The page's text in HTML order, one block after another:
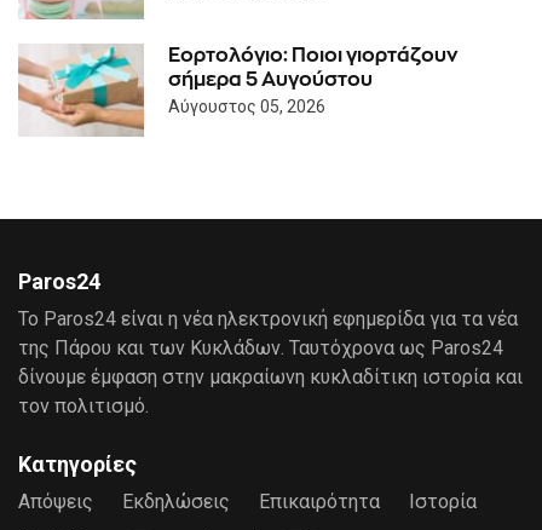
Εορτολόγιο: Ποιοι γιορτάζουν
σήμερα 5 Αυγούστου
Αύγουστος 05, 2026
Paros24
Το Paros24 είναι η νέα ηλεκτρονική εφημερίδα για τα νέα
της Πάρου και των Κυκλάδων. Ταυτόχρονα ως Paros24
δίνουμε έμφαση στην μακραίωνη κυκλαδίτικη ιστορία και
τον πολιτισμό.
Κατηγορίες
Απόψεις Εκδηλώσεις Επικαιρότητα
Ιστορία